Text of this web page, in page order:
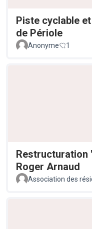
Piste cyclable
de Périole
Anonyme 1
Restructuration
Roger Arnaud
Association des